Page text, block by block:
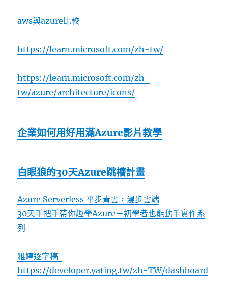
aws與azure比較
https://learn.microsoft.com/zh-tw/
https://learn.microsoft.com/zh-
tw/azure/architecture/icons/
企業如何用好用滿Azure影片教學
白眼狼的30天Azure跳槽計畫
Azure Serverless 平步青雲，漫步雲端
30天手把手帶你趣學Azure－初學者也能動手實作系
列
雅婷逐字稿
https://developer.yating.tw/zh-TW/dashboard